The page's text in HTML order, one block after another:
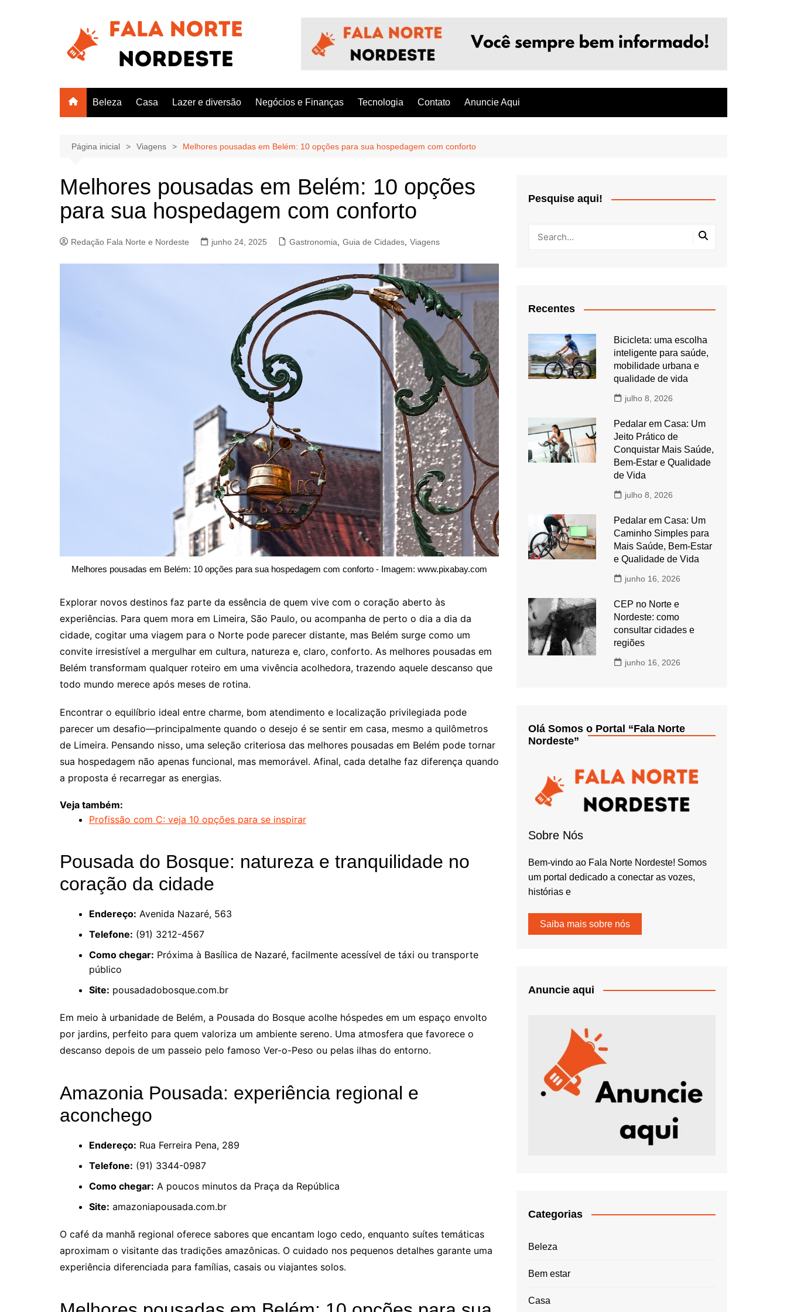
Beleza Casa Lazer e diversão Negócios e Finanças Tecnologia Contato Anuncie Aqui
Página inicial Viagens Melhores pousadas em Belém: 10 opções para sua hospedagem com conforto
Melhores pousadas em Belém: 10 opções
para sua hospedagem com conforto
Redação Fala Norte e Nordeste junho 24, 2025 Gastronomia Guia de Cidades Viagens
Melhores pousadas em Belém: 10 opções para sua hospedagem com conforto - Imagem: www.pixabay.com
Explorar novos destinos faz parte da essência de quem vive com o coração aberto às
experiências. Para quem mora em Limeira, São Paulo, ou acompanha de perto o dia a dia da
cidade, cogitar uma viagem para o Norte pode parecer distante, mas Belém surge como um
convite irresistível a mergulhar em cultura, natureza e, claro, conforto. As melhores pousadas em
Belém transformam qualquer roteiro em uma vivência acolhedora, trazendo aquele descanso que
todo mundo merece após meses de rotina.
Encontrar o equilíbrio ideal entre charme, bom atendimento e localização privilegiada pode
parecer um desafio—principalmente quando o desejo é se sentir em casa, mesmo a quilômetros
de Limeira. Pensando nisso, uma seleção criteriosa das melhores pousadas em Belém pode tornar
sua hospedagem não apenas funcional, mas memorável. Afinal, cada detalhe faz diferença quando
a proposta é recarregar as energias.
Veja também:
Profissão com C: veja 10 opções para se inspirar
Pousada do Bosque: natureza e tranquilidade no
coração da cidade
Endereço: Avenida Nazaré, 563
Telefone: (91) 3212-4567
Como chegar: Próxima à Basílica de Nazaré, facilmente acessível de táxi ou transporte
público
Site: pousadadobosque.com.br
Em meio à urbanidade de Belém, a Pousada do Bosque acolhe hóspedes em um espaço envolto
por jardins, perfeito para quem valoriza um ambiente sereno. Uma atmosfera que favorece o
descanso depois de um passeio pelo famoso Ver-o-Peso ou pelas ilhas do entorno.
Amazonia Pousada: experiência regional e
aconchego
Endereço: Rua Ferreira Pena, 289
Telefone: (91) 3344-0987
Como chegar: A poucos minutos da Praça da República
Site: amazoniapousada.com.br
O café da manhã regional oferece sabores que encantam logo cedo, enquanto suítes temáticas
aproximam o visitante das tradições amazônicas. O cuidado nos pequenos detalhes garante uma
experiência diferenciada para famílias, casais ou viajantes solos.
Pesquise aqui!
Recentes
Bicicleta: uma escolha
inteligente para saúde,
mobilidade urbana e
qualidade de vida
julho 8, 2026
Pedalar em Casa: Um
Jeito Prático de
Conquistar Mais Saúde,
Bem-Estar e Qualidade
de Vida
julho 8, 2026
Pedalar em Casa: Um
Caminho Simples para
Mais Saúde, Bem-Estar
e Qualidade de Vida
junho 16, 2026
CEP no Norte e
Nordeste: como
consultar cidades e
regiões
junho 16, 2026
Olá Somos o Portal “Fala Norte
Nordeste”
Sobre Nós
Bem-vindo ao Fala Norte Nordeste! Somos
um portal dedicado a conectar as vozes,
histórias e
Saiba mais sobre nós
Anuncie aqui
Categorias
Beleza
Bem estar
Casa